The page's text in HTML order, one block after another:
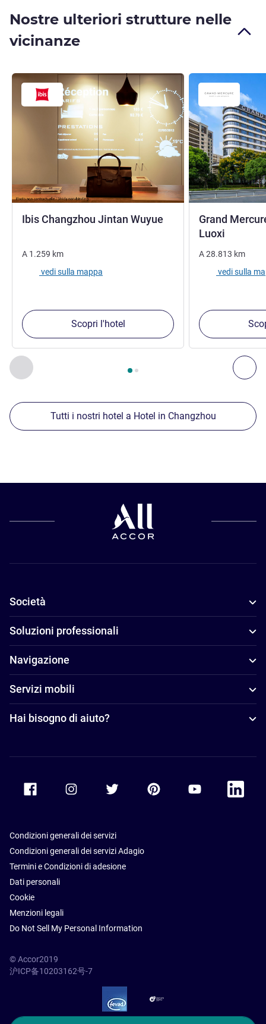
Nostre ulteriori strutture nelle
vicinanze
Precedente - Nostre ulteriori strutture nelle vicinanze
Pagina , Nostre ulteriori strutture nelle vicinanze 1 :,
Ibis Changzhou Jintan Wuyue
A 1.259 km
vedi sulla mappa
Scopri l'hotel
Grand
Luoxi
A28.813 km
vedi sulla
Tutti i nostri hotel a Hotel in Changzhou
Società
Soluzioni professionali
Navigazione
Servizi mobili
Hai bisogno di aiuto?
Accor Youtube
Accor
Condizioni generali dei servizi
Condizioni generali dei servizi Adagio
Termini e Condizioni di adesione
Dati personali
Cookie
Menzioni legali
Do Not Sell My Personal Information
© Accor2019
沪ICP备10203162号-7